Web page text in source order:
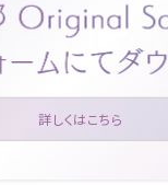
詳しくはこちら